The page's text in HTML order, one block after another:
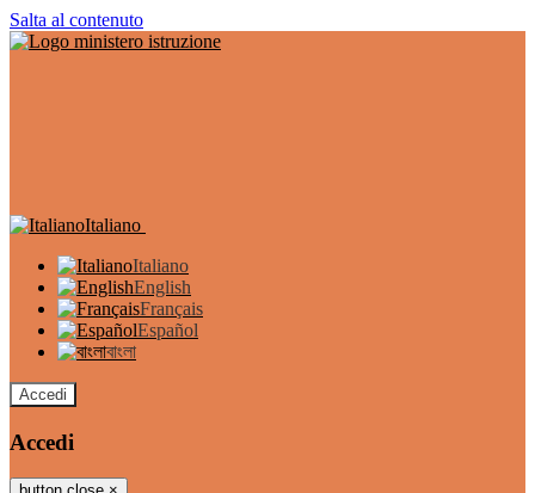
Salta al contenuto
Italiano
Italiano
English
Français
Español
বাংলা
Accedi
Accedi